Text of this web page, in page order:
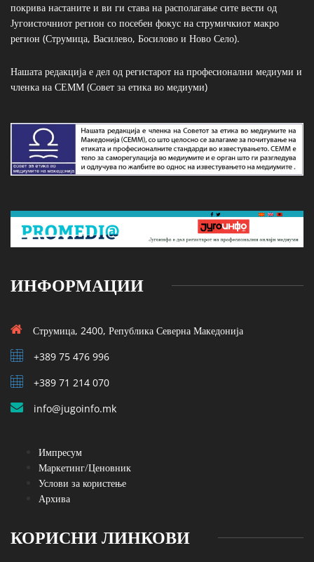
покрива настаните и ви ги става на располагање сите вести од
Југоисточниот регион со посебен фокус на струмичкиот макро
регион (Струмица, Василево, Босилово и Ново Село).
Нашата редакција е дел од регистарот на професионални медиуми и
членка на СЕММ (Совет за етика во медиуми)
ИНФОРМАЦИИ
Струмица, 2400, Република Северна Македонија
+389 75 476 996
+389 71 214 070
info@jugoinfo.mk
Импресум
Маркетинг/Ценовник
Услови за користење
Архива
КОРИСНИ ЛИНКОВИ